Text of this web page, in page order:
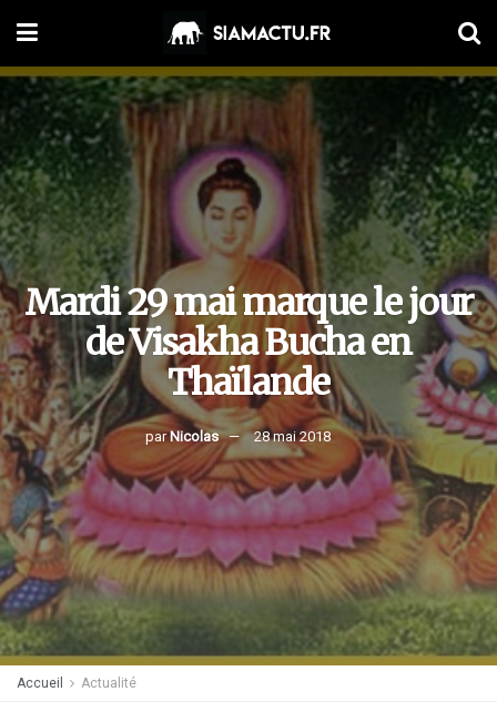
Mardi 29 mai marque le jour
de Visakha Bucha en
Thaïlande
par Nicolas 28 mai 2018
Accueil Actualité